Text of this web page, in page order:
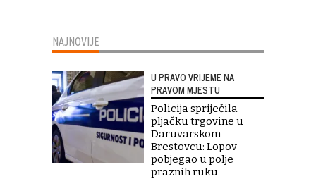
NAJNOVIJE
U PRAVO VRIJEME NA
PRAVOM MJESTU
Policija spriječila
pljačku trgovine u
Daruvarskom
Brestovcu: Lopov
pobjegao u polje
praznih ruku